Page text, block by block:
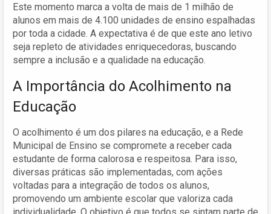
Este momento marca a volta de mais de 1 milhão de
alunos em mais de 4.100 unidades de ensino espalhadas
por toda a cidade. A expectativa é de que este ano letivo
seja repleto de atividades enriquecedoras, buscando
sempre a inclusão e a qualidade na educação.
A Importância do Acolhimento na
Educação
O acolhimento é um dos pilares na educação, e a Rede
Municipal de Ensino se compromete a receber cada
estudante de forma calorosa e respeitosa. Para isso,
diversas práticas são implementadas, com ações
voltadas para a integração de todos os alunos,
promovendo um ambiente escolar que valoriza cada
individualidade. O objetivo é que todos se sintam parte de